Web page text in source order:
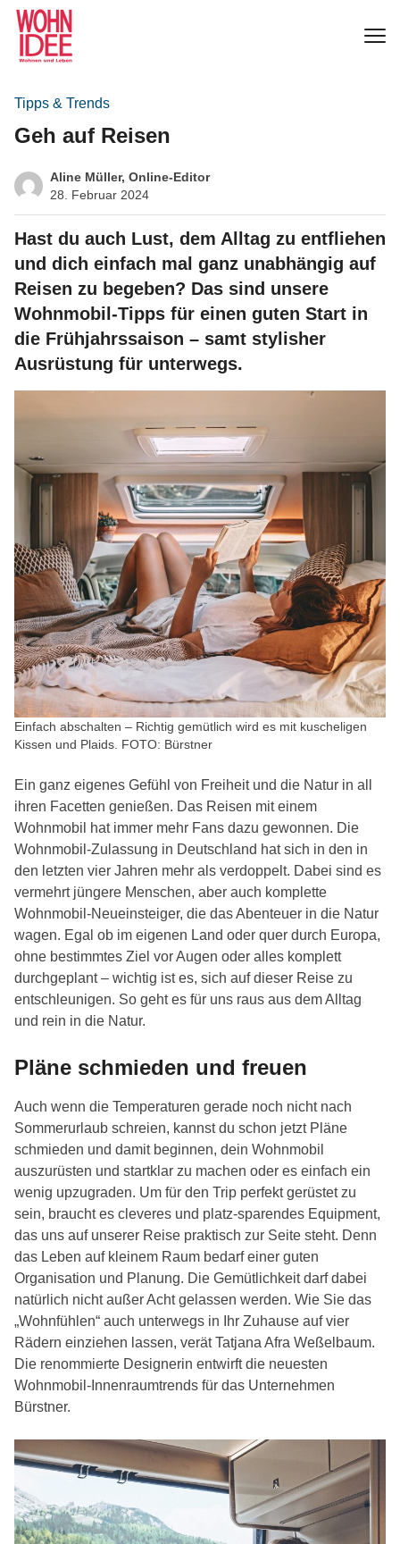
Tipps & Trends
Geh auf Reisen
Aline Müller, Online-Editor
28. Februar 2024
Hast du auch Lust, dem Alltag zu entfliehen
und dich einfach mal ganz unabhängig auf
Reisen zu begeben? Das sind unsere
Wohnmobil-Tipps für einen guten Start in
die Frühjahrssaison – samt stylisher
Ausrüstung für unterwegs.
Einfach abschalten – Richtig gemütlich wird es mit kuscheligen
Kissen und Plaids. FOTO: Bürstner
Ein ganz eigenes Gefühl von Freiheit und die Natur in all
ihren Facetten genießen. Das Reisen mit einem
Wohnmobil hat immer mehr Fans dazu gewonnen. Die
Wohnmobil-Zulassung in Deutschland hat sich in den in
den letzten vier Jahren mehr als verdoppelt. Dabei sind es
vermehrt jüngere Menschen, aber auch komplette
Wohnmobil-Neueinsteiger, die das Abenteuer in die Natur
wagen. Egal ob im eigenen Land oder quer durch Europa,
ohne bestimmtes Ziel vor Augen oder alles komplett
durchgeplant – wichtig ist es, sich auf dieser Reise zu
entschleunigen. So geht es für uns raus aus dem Alltag
und rein in die Natur.
Pläne schmieden und freuen
Auch wenn die Temperaturen gerade noch nicht nach
Sommerurlaub schreien, kannst du schon jetzt Pläne
schmieden und damit beginnen, dein Wohnmobil
auszurüsten und startklar zu machen oder es einfach ein
wenig upzugraden. Um für den Trip perfekt gerüstet zu
sein, braucht es cleveres und platz-sparendes Equipment,
das uns auf unserer Reise praktisch zur Seite steht. Denn
das Leben auf kleinem Raum bedarf einer guten
Organisation und Planung. Die Gemütlichkeit darf dabei
natürlich nicht außer Acht gelassen werden. Wie Sie das
„Wohnfühlen“ auch unterwegs in Ihr Zuhause auf vier
Rädern einziehen lassen, verät Tatjana Afra Weßelbaum.
Die renommierte Designerin entwirft die neuesten
Wohnmobil-Innenraumtrends für das Unternehmen
Bürstner.